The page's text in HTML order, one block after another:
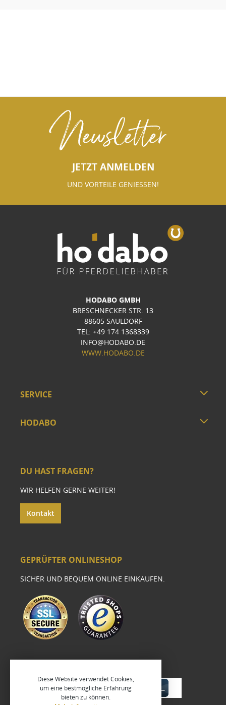
Newsletter
JETZT ANMELDEN
UND VORTEILE GENIESSEN!
HODABO GMBH
BRESCHNECKER STR. 13
88605 SAULDORF
TEL: +49 174 1368339
INFO@HODABO.DE
WWW.HODABO.DE
SERVICE
HODABO
DU HAST FRAGEN?
WIR HELFEN GERNE WEITER!
Kontakt
GEPRÜFTER ONLINESHOP
SICHER UND BEQUEM ONLINE EINKAUFEN.
Diese Website verwendet Cookies,
um eine bestmögliche Erfahrung
bieten zu können.